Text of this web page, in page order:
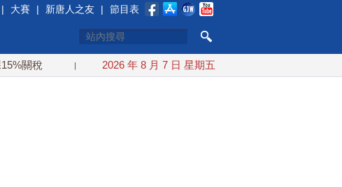
| 大賽 | 新唐人之友 | 節目表
白海豚颱風最快下午海警！父親節週末風雨最大
2026 年 8 月 7 日 星期五